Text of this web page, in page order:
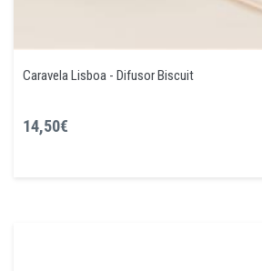
Caravela Lisboa - Difusor Biscuit
14,50€